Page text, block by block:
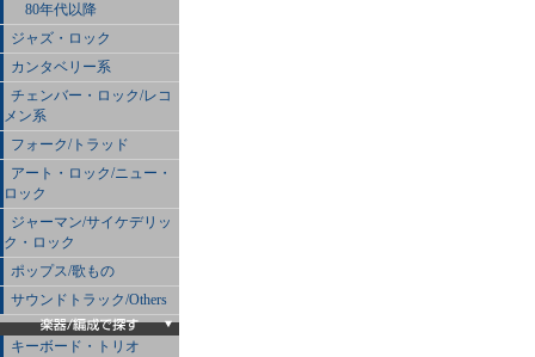
80年代以降
ジャズ・ロック
カンタベリー系
チェンバー・ロック/レコ
メン系
フォーク/トラッド
アート・ロック/ニュー・
ロック
ジャーマン/サイケデリッ
ク・ロック
ポップス/歌もの
サウンドトラック/Others
キーボード・トリオ